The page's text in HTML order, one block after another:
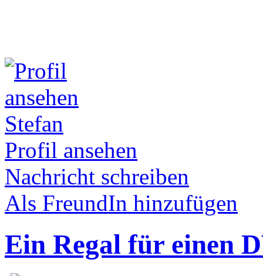
Stefan
Profil ansehen
Nachricht schreiben
Als FreundIn hinzufügen
Ein Regal für einen